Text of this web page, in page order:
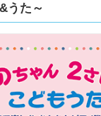
うた～